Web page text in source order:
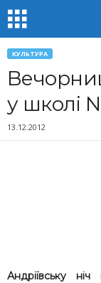
КУЛЬТУРА
у школі
13.12.2012
Андріївську